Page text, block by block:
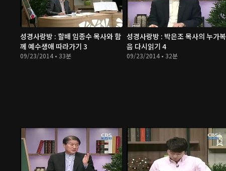
성경사랑방 : 할배 임종수 목사와 함
께 예수생애 따라가기 3
09/23/2014 • 33분
성경사랑방 : 박은조 목사의 누가복
음 다시읽기 4
09/23/2014 • 32분